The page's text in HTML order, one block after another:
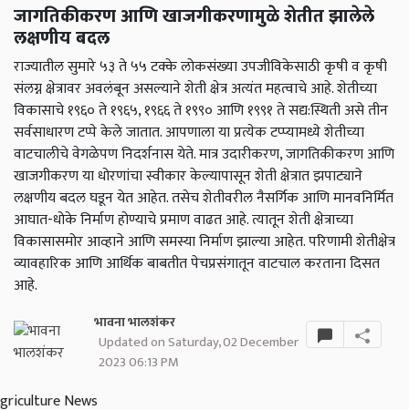
जागतिकीकरण आणि खाजगीकरणामुळे शेतीत झालेले
लक्षणीय बदल
राज्यातील सुमारे ५३ ते ५५ टक्के लोकसंख्या उपजीविकेसाठी कृषी व कृषी
संलग्न क्षेत्रावर अवलंबून असल्याने शेती क्षेत्र अत्यंत महत्वाचे आहे. शेतीच्या
विकासाचे १९६० ते १९६५, १९६६ ते १९९० आणि १९९१ ते सद्य:स्थिती असे तीन
सर्वसाधारण टप्पे केले जातात. आपणाला या प्रत्येक टप्प्यामध्ये शेतीच्या
वाटचालीचे वेगळेपण निदर्शनास येते. मात्र उदारीकरण, जागतिकीकरण आणि
खाजगीकरण या धोरणांचा स्वीकार केल्यापासून शेती क्षेत्रात झपाट्याने
लक्षणीय बदल घडून येत आहेत. तसेच शेतीवरील नैसर्गिक आणि मानवनिर्मित
आघात-धोके निर्माण होण्याचे प्रमाण वाढत आहे. त्यातून शेती क्षेत्राच्या
विकासासमोर आव्हाने आणि समस्या निर्माण झाल्या आहेत. परिणामी शेतीक्षेत्र
व्यावहारिक आणि आर्थिक बाबतीत पेचप्रसंगातून वाटचाल करताना दिसत
आहे.
भावना भालशंकर
Updated on Saturday, 02 December
2023 06:13 PM